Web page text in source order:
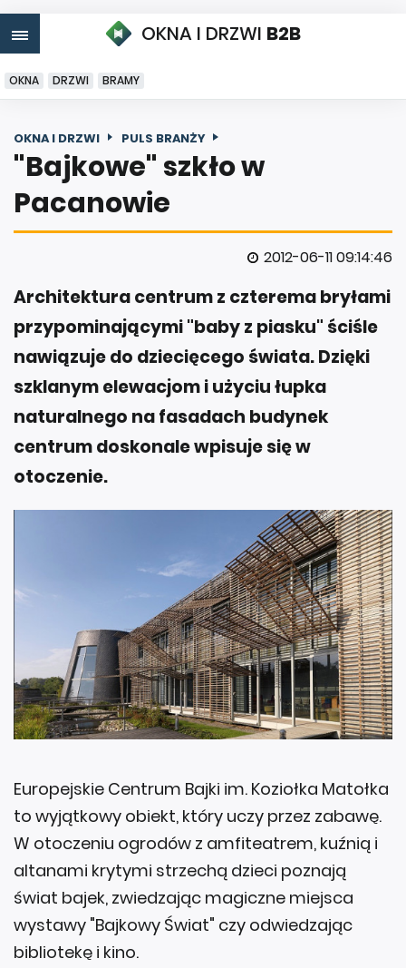
OKNA I DRZWI B2B
OKNA DRZWI BRAMY
OKNA I DRZWI PULS BRANŻY
"Bajkowe" szkło w
Pacanowie
2012-06-11 09:14:46
Architektura centrum z czterema bryłami
przypominającymi "baby z piasku" ściśle
nawiązuje do dziecięcego świata. Dzięki
szklanym elewacjom i użyciu łupka
naturalnego na fasadach budynek
centrum doskonale wpisuje się w
otoczenie.
Europejskie Centrum Bajki im. Koziołka Matołka
to wyjątkowy obiekt, który uczy przez zabawę.
W otoczeniu ogrodów z amfiteatrem, kuźnią i
altanami krytymi strzechą dzieci poznają
świat bajek, zwiedzając magiczne miejsca
wystawy "Bajkowy Świat" czy odwiedzając
bibliotekę i kino.